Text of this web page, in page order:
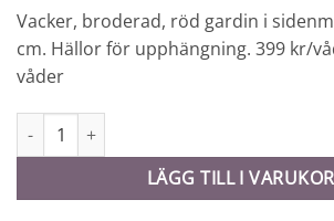
Vacker, broderad, röd gardin i
cm. Hällor för upphängning. 399 kr/
våder
Gardin - 10006 mängd
LÄGG TILL I